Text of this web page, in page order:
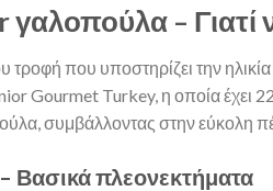
– Γιατί
που υποστηρίζει την
Gourmet Turkey, η οποία έχει
συμβάλλοντας στην εύκολη
πλεονεκτήματα